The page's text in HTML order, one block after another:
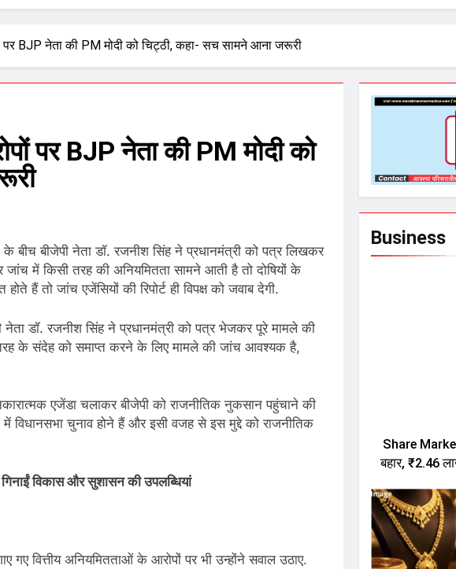
पर BJP नेता की PM मोदी को चिट्ठी, कहा- सच सामने आना जरूरी
पर BJP नेता की PM मोदी को
के बीच बीजेपी नेता डॉ. रजनीश सिंह ने प्रधानमंत्री को पत्र लिखकर
में किसी तरह की अनियमितता सामने आती है तो दोषियों के
हैं तो जांच एजेंसियों की रिपोर्ट ही विपक्ष को जवाब देगी.
नेता डॉ. रजनीश सिंह ने प्रधानमंत्री को पत्र भेजकर पूरे मामले की
के संदेह को समाप्त करने के लिए मामले की जांच आवश्यक है,
एजेंडा चलाकर बीजेपी को राजनीतिक नुकसान पहुंचाने की
विधानसभा चुनाव होने हैं और इसी वजह से इस मुद्दे को राजनीतिक
विकास और सुशासन की उपलब्धियां
गए वित्तीय अनियमितताओं के आरोपों पर भी उन्होंने सवाल उठाए.
Business
Share
बहार, ₹2.46